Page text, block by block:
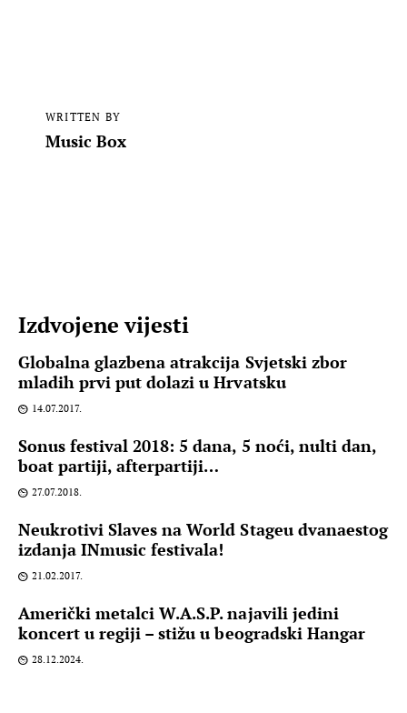
WRITTEN BY
Music Box
Izdvojene vijesti
Globalna glazbena atrakcija Svjetski zbor
mladih prvi put dolazi u Hrvatsku
14.07.2017.
Sonus festival 2018: 5 dana, 5 noći, nulti dan,
boat partiji, afterpartiji…
27.07.2018.
Neukrotivi Slaves na World Stageu dvanaestog
izdanja INmusic festivala!
21.02.2017.
Američki metalci W.A.S.P. najavili jedini
koncert u regiji – stižu u beogradski Hangar
28.12.2024.